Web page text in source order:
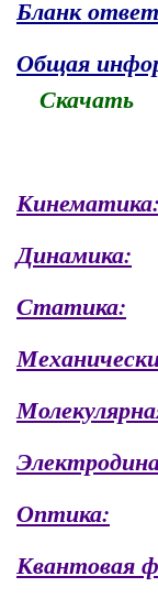
Бланк
Общая
Скачать
Кинематика:
Динамика:
Статика:
Оптика:
Квантовая